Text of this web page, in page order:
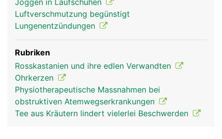
Joggen in Laufschuhen
Luftverschmutzung begünstigt
Lungenentzündungen
Rubriken
Rosskastanien und ihre edlen Verwandten
Ohrkerzen
Physiotherapeutische Massnahmen bei
obstruktiven Atemwegserkrankungen
Tee aus Kräutern lindert vielerlei Beschwerden